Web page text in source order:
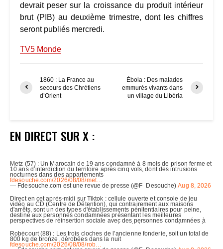
devrait peser sur la croissance du produit intérieur
brut (PIB) au deuxième trimestre, dont les chiffres
seront publiés mercredi.
TV5 Monde
1860 : La France au
secours des Chrétiens
d’Orient
Ébola : Des malades
emmurés vivants dans
un village du Libéria
EN DIRECT SUR X :